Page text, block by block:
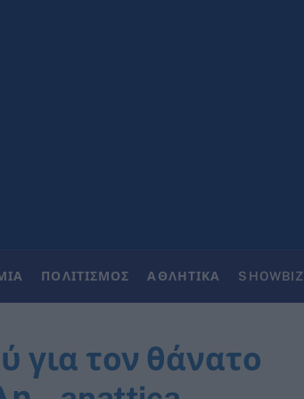
ΠΟΛΙΤΙΣΜΟΣ ΑΘΛΗΤΙΚΑ SHOWBIZ
για τον θάνατο